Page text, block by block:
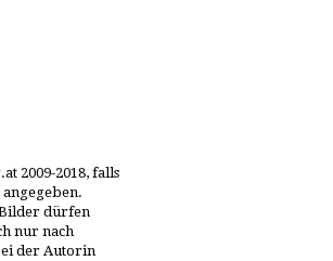
2009-2018, falls
dürfen
nur nach
der Autorin